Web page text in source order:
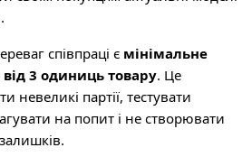
співпраці є мінімальне
3 одиниць товару. Це
невеликі партії, тестувати
на попит і не створювати